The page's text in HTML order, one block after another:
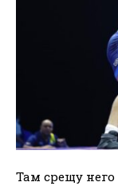
Там срещу